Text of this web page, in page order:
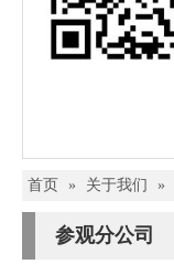
首页 » 关于我们 »
参观分公司